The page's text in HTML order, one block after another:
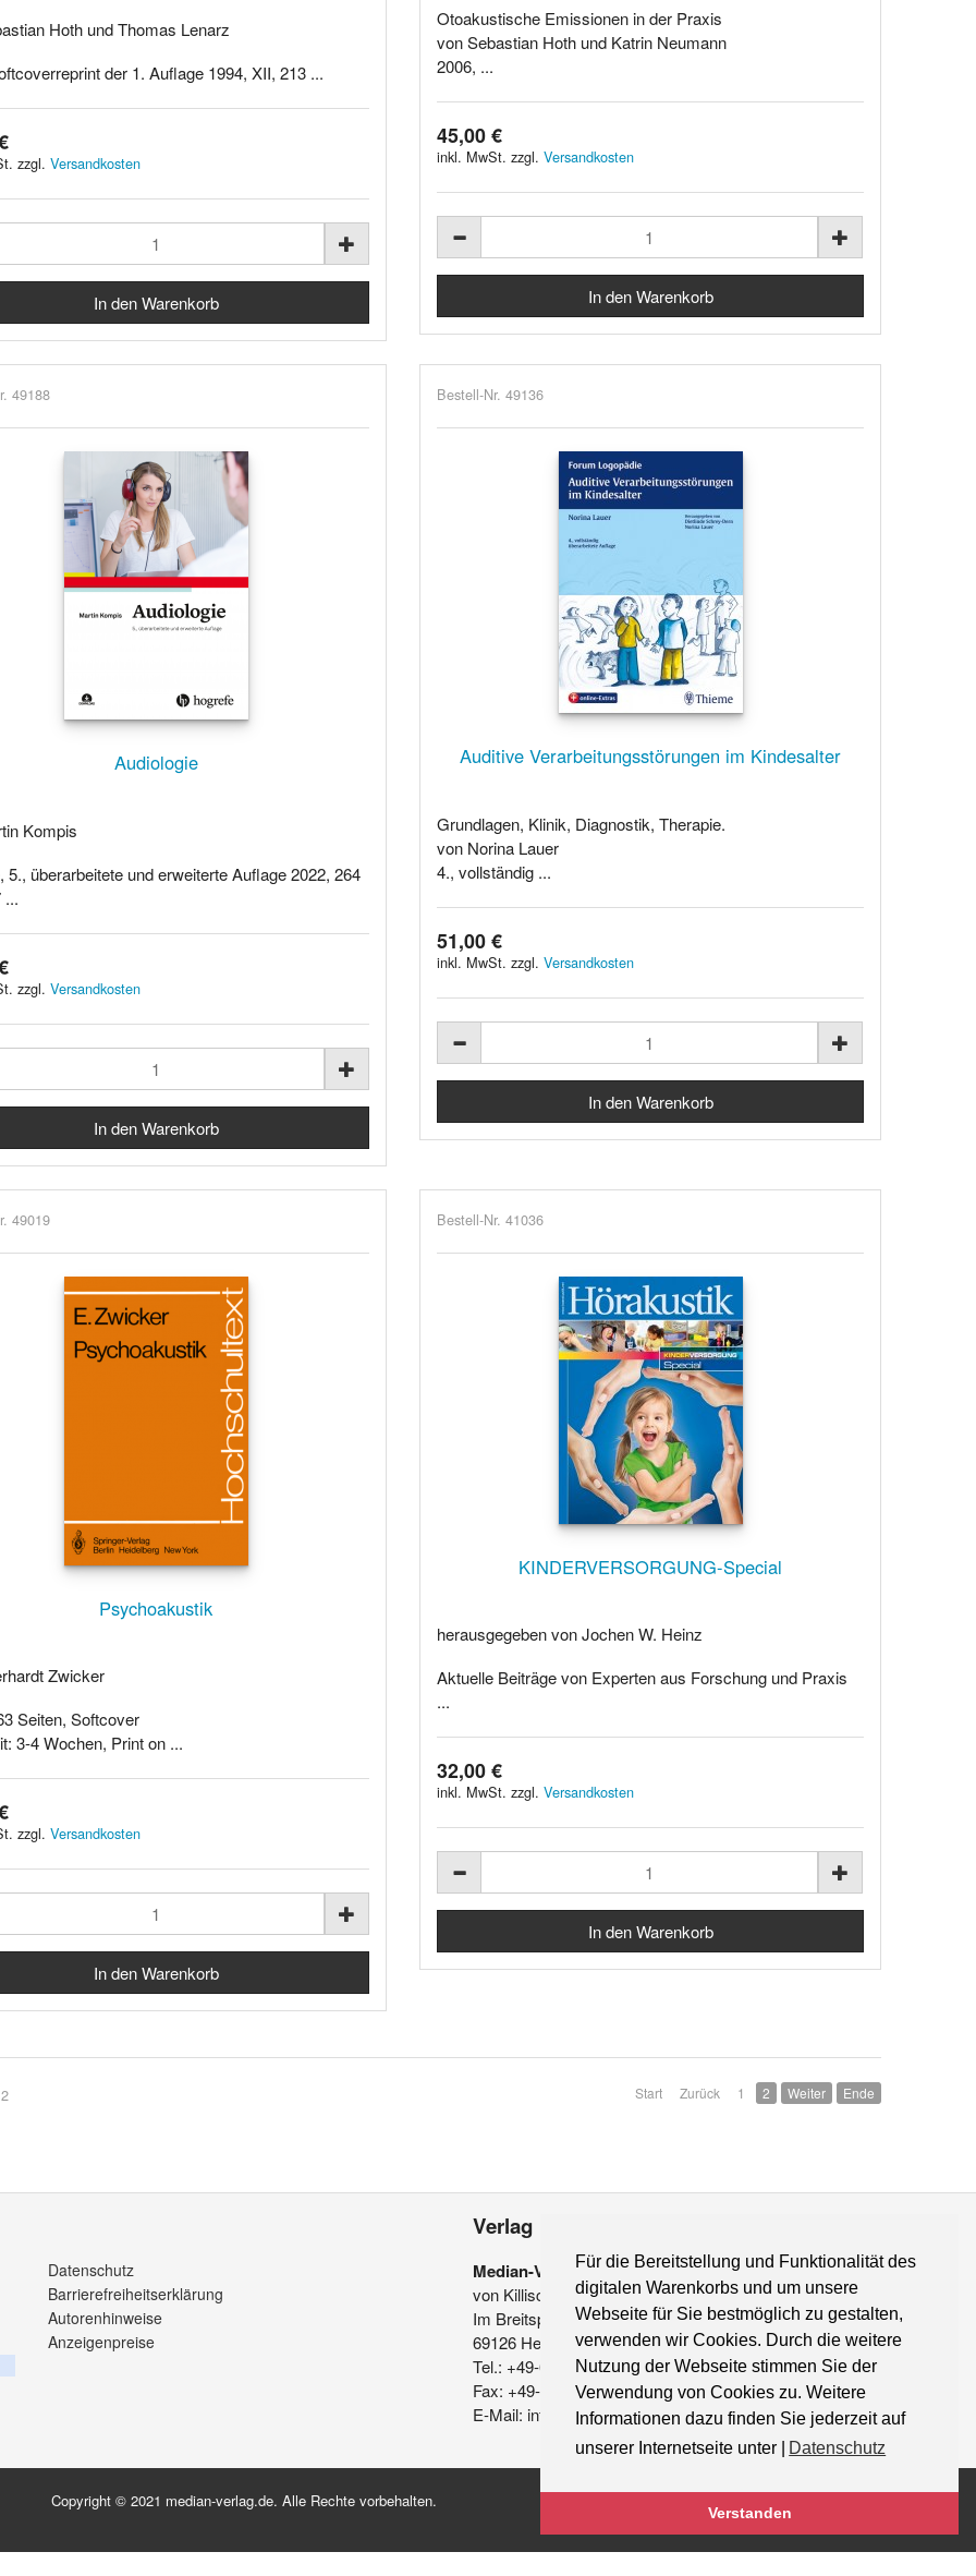
Für die Bereitstellung und Funktionalität des
digitalen Warenkorbs und um unsere
Webseite für Sie bestmöglich zu gestalten,
verwenden wir Cookies. Durch die weitere
Nutzung der Webseite stimmen Sie der
Verwendung von Cookies zu. Weitere
Informationen dazu finden Sie jederzeit auf
unserer Internetseite unter |
Datenschutz
Verstanden
Hoth und Thomas Lenarz
der 1. Auflage 1994, XII, 213 ...
zzgl. Versandkosten
Otoakustische Emissionen in der Praxis
von Sebastian Hoth und Katrin Neumann
2006, ...
45,00 €
inkl. MwSt. zzgl.Versandkosten
49188
Audiologie
Kompis
5., überarbeitete und erweiterte Auflage 2022, 264
...
zzgl. Versandkosten
Bestell-Nr. 49136
Auditive Verarbeitungsstörungen im Kindesalter
Grundlagen, Klinik, Diagnostik, Therapie.
von Norina Lauer
4., vollständig ...
51,00 €
inkl. MwSt. zzgl.Versandkosten
49019
Psychoakustik
Zwicker
Seiten, Softcover
3-4 Wochen, Print on ...
zzgl. Versandkosten
Bestell-Nr. 41036
KINDERVERSORGUNG-Special
herausgegeben von Jochen W. Heinz
Aktuelle Beiträge von Experten aus Forschung und Praxis
...
32,00 €
inkl. MwSt. zzgl.Versandkosten
Start Zurück 1 2 Weiter Ende
Datenschutz
Barrierefreiheitserklärung
Autorenhinweise
Anzeigenpreise
Verlag
Median-Verlag
von Killisch-Horn GmbH
Im Breitspiel 11 a
69126 Heidelberg
Tel.: +49-6221-90 509-0
Fax: +49-6221-90 509-20
E-Mail: info@median-verlag.de
Copyright © 2021 median-verlag.de. Alle Rechte vorbehalten.